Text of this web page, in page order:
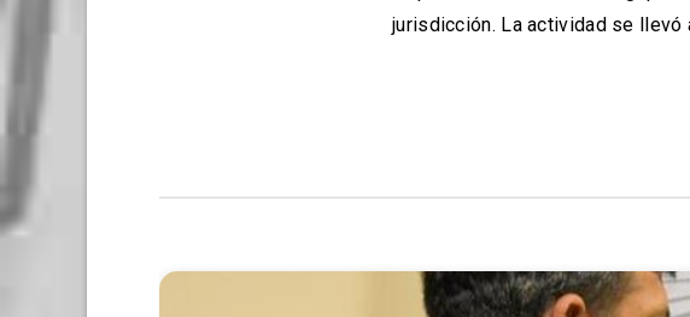
jurisdicción. La actividad se llevó